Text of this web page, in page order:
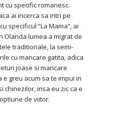
cu specific romanesc.
ai incerca sa intri pe
specificul “La Mama”, ai
Olanda lumea a migrat de
traditionale, la semi-
cu mancare gatita, adica
joase si mancare
e greu acum sa te impui in
chinezilor, insa eu zic ca e
de viitor.